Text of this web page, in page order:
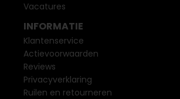
Vacatures
INFORMATIE
Klantenservice
Actievoorwaarden
Reviews
Privacyverklaring
Ruilen en retourneren